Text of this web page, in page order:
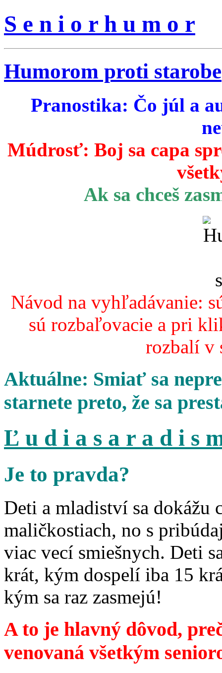
S e n i o r h u m o r
Humorom proti starobe
Pranostika: Čo júl a
Múdrosť: Boj sa capa
Ak sa chceš
Návod na vyhľadávanie:
sú rozbaľovacie a pri
rozbalí v
Aktuálne: Smiať sa
starnete preto, že sa
Ľ u d i a s a r a d i s
Je to pravda?
Deti a mladiství sa dokážu
maličkostiach, no s
viac vecí smiešnych. Deti
krát, kým dospelí iba 15
kým sa raz zasmejú!
A to je hlavný dôvod,
venovaná všetkým